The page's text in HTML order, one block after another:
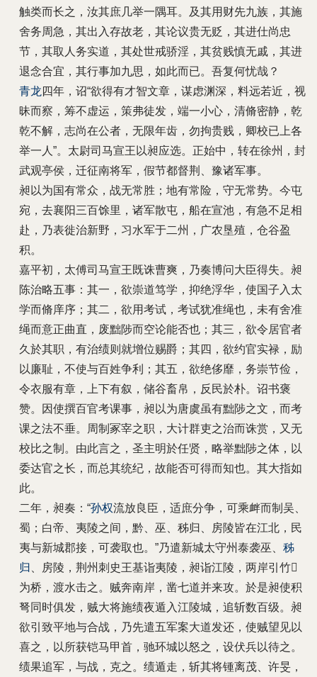
触类而长之，汝其庶几举一隅耳。及其用财先九族，其施
舍务周急，其出入存故老，其论议贵无贬，其进仕尚忠
节，其取人务实道，其处世戒骄淫，其贫贱慎无戚，其进
退念合宜，其行事加九思，如此而已。吾复何忧哉？
青龙 四年，诏“欲得有才智文章，谋虑渊深，料远若近，视
昧而察，筹不虚运，策弗徒发，端一小心，清脩密静，乾
乾不解，志尚在公者，无限年齿，勿拘贵贱，卿校已上各
举一人”。太尉司马宣王以昶应选。正始中，转在徐州，封
武观亭侯，迁征南将军，假节都督荆、豫诸军事。
昶以为国有常众，战无常胜；地有常险，守无常势。今屯
宛，去襄阳三百馀里，诸军散屯，船在宣池，有急不足相
赴，乃表徙治新野，习水军于二州，广农垦殖，仓谷盈
积。
嘉平初，太傅司马宣王既诛曹爽，乃奏博问大臣得失。昶
陈治略五事：其一，欲崇道笃学，抑绝浮华，使国子入太
学而脩庠序；其二，欲用考试，考试犹准绳也，未有舍准
绳而意正曲直，废黜陟而空论能否也；其三，欲令居官者
久於其职，有治绩则就增位赐爵；其四，欲约官实禄，励
以廉耻，不使与百姓争利；其五，欲绝侈靡，务崇节俭，
令衣服有章，上下有叙，储谷畜帛，反民於朴。诏书褒
赞。因使撰百官考课事，昶以为唐虞虽有黜陟之文，而考
课之法不垂。周制冢宰之职，大计群吏之治而诛赏，又无
校比之制。由此言之，圣主明於任贤，略举黜陟之体，以
委达官之长，而总其统纪，故能否可得而知也。其大指如
此。
二年，昶奏：“孙权流放良臣，适庶分争，可乘衅而制吴、
蜀；白帝、夷陵之间，黔、巫、秭归、房陵皆在江北，民
夷与新城郡接，可袭取也。”乃遣新城太守州泰袭巫、 秭
归
、房陵，荆州刺史王基诣夷陵，昶诣江陵，两岸引竹
为桥，渡水击之。贼奔南岸，凿七道并来攻。於是昶使积
弩同时俱发，贼大将施绩夜遁入江陵城，追斩数百级。昶
欲引致平地与合战，乃先遣五军案大道发还，使贼望见以
喜之，以所获铠马甲首，驰环城以怒之，设伏兵以待之。
绩果追军，与战，克之。绩遁走，斩其将锺离茂、许旻，